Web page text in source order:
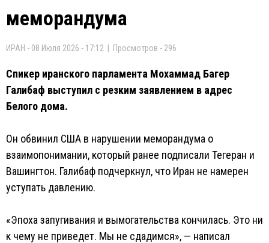
меморандума
ИРАН - 08 Июля 2026 - 17:12 | Просмотров - 296
Спикер иранского парламента Мохаммад Багер
Галибаф выступил с резким заявлением в адрес
Белого дома.
Он обвинил США в нарушении меморандума о
взаимопонимании, который ранее подписали Тегеран и
Вашингтон. Галибаф подчеркнул, что Иран не намерен
уступать давлению.
«Эпоха запугивания и вымогательства кончилась. Это ни
к чему не приведет. Мы не сдадимся», — написал